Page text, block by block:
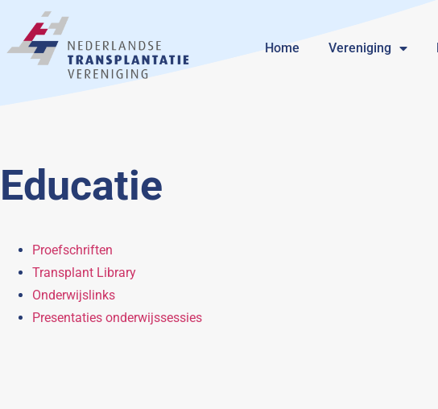
Home Vereniging
Educatie
Proefschriften
Transplant Library
Onderwijslinks
Presentaties onderwijssessies